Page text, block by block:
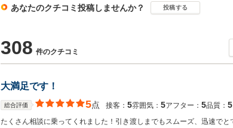
あなたのクチコミ投稿しませんか？ 投稿する
308 件のクチコミ
大満足です！
総合評価 5点 接客： 5雰囲気： 5アフター： 5品質： 5
たくさん相談に乗ってくれました！引き渡しまでもスムーズ、迅速で